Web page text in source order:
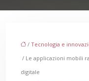
/ Tecnologia e
/ Le applicazioni mobili
digitale